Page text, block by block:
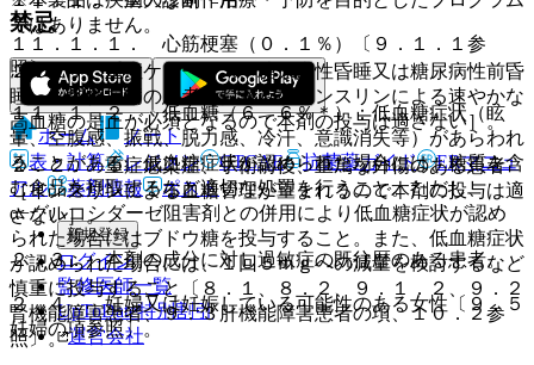
禁忌
２．１． 重症ケトーシス、糖尿病性昏睡又は糖尿病性前昏
睡、１型糖尿病の患者［輸液及びインスリンによる速やかな
高血糖の是正が必須となるので本剤の投与は適さない］。
２．２． 重症感染症、手術前後、重篤な外傷のある患者
［インスリンによる血糖管理が望まれるので本剤の投与は適
さない］。
２．３． 本剤の成分に対し過敏症の既往歴のある患者。
２．４． 妊婦又は妊娠している可能性のある女性〔９．５
妊婦の項参照〕。
１１．１．１． 心筋梗塞（０．１％）〔９．１．１参
照〕。
１１．１．２． 低血糖（６．６％＊）：低血糖症状（眩
暈、空腹感、振戦、脱力感、冷汗、意識消失等）があらわれ
ることがある。低血糖症状が認められた場合には、糖質を含
む食品を摂取するなど適切な処置を行うこと。ただし、
α−グルコシダーゼ阻害剤との併用により低血糖症状が認め
られた場合にはブドウ糖を投与すること。また、低血糖症状
が認められた場合には、１回５ｍｇへの減量を検討するなど
慎重に投与すること〔８．１、８．２、９．１．２、９．２
腎機能障害患者、９．３肝機能障害患者の項、１０．２参
照〕。
ではありません。
ホーム
ノート
表・計算
レジメン CTCAE 抗菌薬ガイド
ERマニュ
アル
薬剤情報 ポスト
新規登録
ログイン
監修医師一覧
UpToDate特別割引
運営会社